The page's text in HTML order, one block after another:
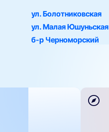
ул. Болотниковская
ул. Малая Юшуньская
б-р Черноморский